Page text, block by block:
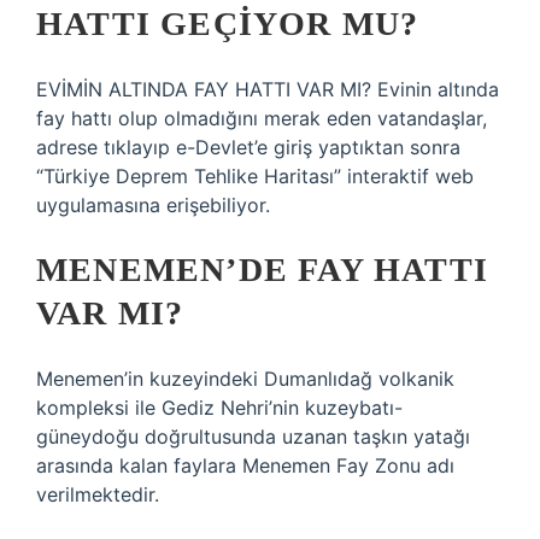
HATTI GEÇIYOR MU?
EVİMİN ALTINDA FAY HATTI VAR MI? Evinin altında
fay hattı olup olmadığını merak eden vatandaşlar,
adrese tıklayıp e-Devlet’e giriş yaptıktan sonra
“Türkiye Deprem Tehlike Haritası” interaktif web
uygulamasına erişebiliyor.
MENEMEN’DE FAY HATTI
VAR MI?
Menemen’in kuzeyindeki Dumanlıdağ volkanik
kompleksi ile Gediz Nehri’nin kuzeybatı-
güneydoğu doğrultusunda uzanan taşkın yatağı
arasında kalan faylara Menemen Fay Zonu adı
verilmektedir.